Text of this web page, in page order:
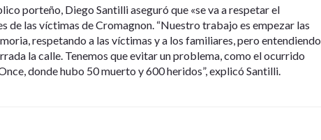
porteño, Diego Santilli aseguró que «se va a respetar el
de las víctimas de Cromagnon. “Nuestro trabajo es empezar las
respetando a las víctimas y a los familiares, pero entendiendo
la calle. Tenemos que evitar un problema, como el ocurrido
donde hubo 50 muerto y 600 heridos”, explicó Santilli.